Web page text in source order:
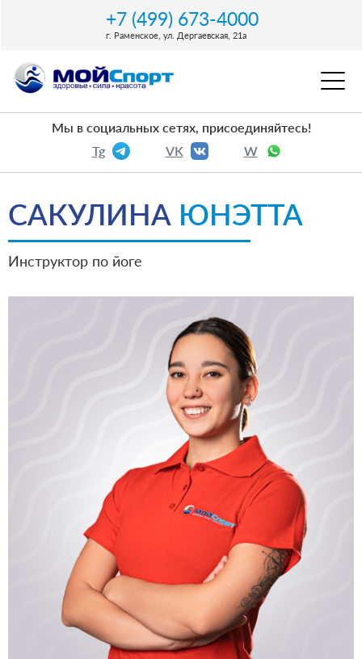
+7 (499) 673-4000
г. Раменское, ул. Дергаевская, 21a
Мы в социальных сетях, присоединяйтесь!
Tg
VK W
САКУЛИНА ЮНЭТТА
Инструктор по йоге